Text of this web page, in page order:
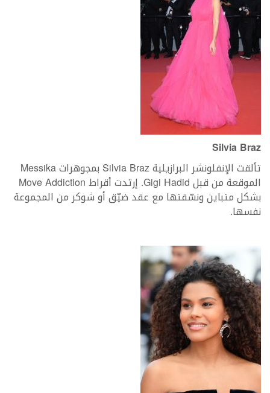
Silvia Braz
تألقت الإنفلونشر البرازيلية Silvia Braz بمجوهرات Messika
الموقعة من قبل Gigi Hadid. إرتدت أقراط Move Addiction
بشكل متباين ونسّقتها مع عقد ضيّق أو شوكر من المجموعة
نفسها.